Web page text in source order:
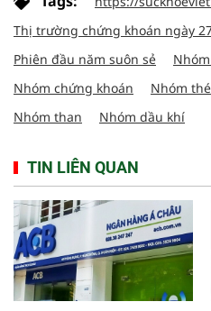
Thị trường chứng khoán ngày
Phiên đầu năm suôn sẻ
Nhóm chứng khoán
Nhóm
Nhóm than
Nhóm dầu khí
TIN LIÊN QUAN